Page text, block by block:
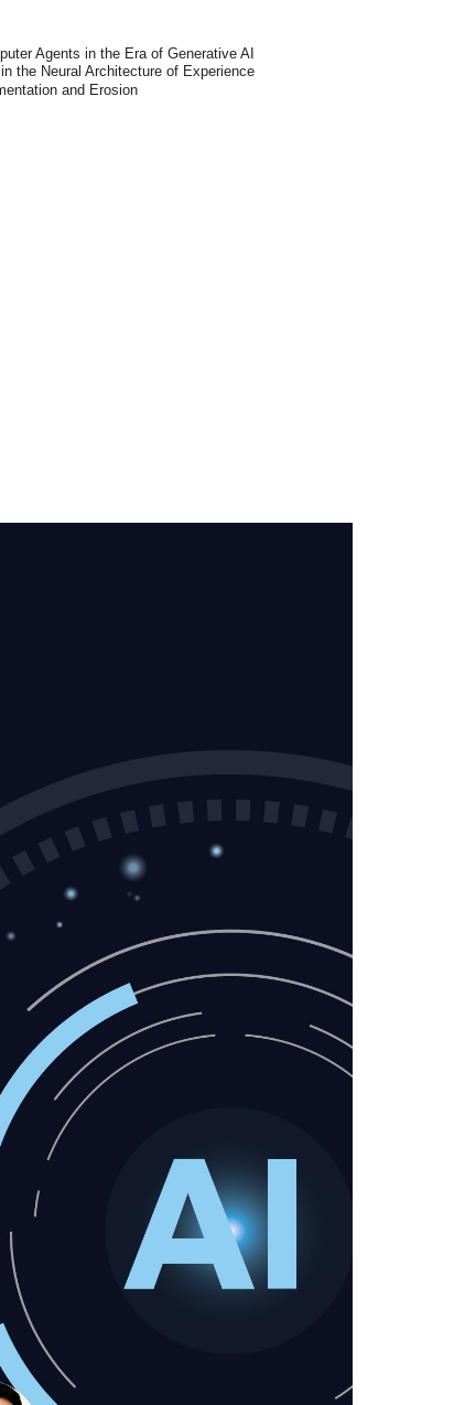
Agents in the Era of Generative AI
the Neural Architecture of Experience
and Erosion